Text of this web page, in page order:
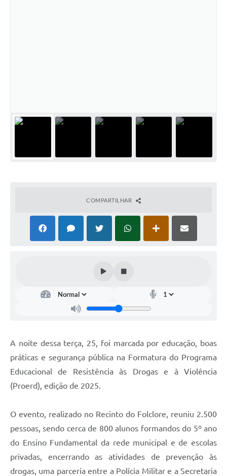
COMPARTILHAR
A noite dessa terça, 25, foi marcada por educação, boas
práticas e segurança pública na Formatura do Programa
Educacional de Resistência às Drogas e à Violência
(Proerd), edição de 2025.
O evento, realizado no Recinto do Folclore, reuniu 2.500
pessoas, sendo cerca de 800 alunos formandos do 5º ano
do Ensino Fundamental da rede municipal e de escolas
privadas, encerrando as atividades de prevenção às
drogas, uma parceria entre a Polícia Militar e a Secretaria